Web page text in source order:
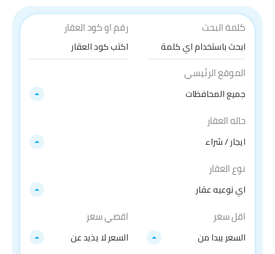
كلمة البحث رقم او كود العقار
الموقع الرئيسي
جميع المحافظات
حاله العقار
ايجار / شراء
نوع العقار
اي نوعيه عقار
اقل سعر
السعر يبدا من
اقصي سعر
السعر لا يذيد عن